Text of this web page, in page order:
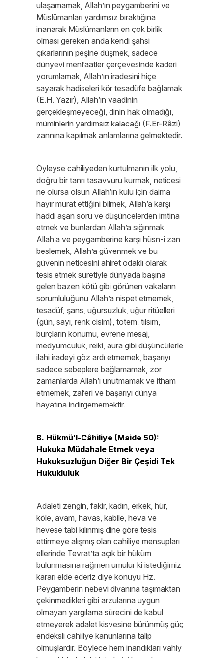
ulaşamamak, Allah’ın peygamberini ve
Müslümanları yardımsız bıraktığına
inanarak Müslümanların en çok birlik
olması gereken anda kendi şahsi
çıkarlarının peşine düşmek, sadece
dünyevi menfaatler çerçevesinde kaderi
yorumlamak, Allah’ın iradesini hiçe
sayarak hadiseleri kör tesadüfe bağlamak
(E.H. Yazır), Allah’ın vaadinin
gerçekleşmeyeceği, dinin hak olmadığı,
müminlerin yardımsız kalacağı (F.Er-Râzi)
zannına kapılmak anlamlarına gelmektedir.
Öyleyse cahiliyeden kurtulmanın ilk yolu,
doğru bir tanrı tasavvuru kurmak, neticesi
ne olursa olsun Allah’ın kulu için daima
hayır murat ettiğini bilmek, Allah’a karşı
haddi aşan soru ve düşüncelerden imtina
etmek ve bunlardan Allah’a sığınmak,
Allah’a ve peygamberine karşı hüsn-i zan
beslemek, Allah’a güvenmek ve bu
güvenin neticesini ahiret odaklı olarak
tesis etmek suretiyle dünyada başına
gelen bazen kötü gibi görünen vakaların
sorumluluğunu Allah’a nispet etmemek,
tesadüf, şans, uğursuzluk, uğur ritüelleri
(gün, sayı, renk cisim), totem, tılsım,
burçların konumu, evrene mesaj,
medyumculuk, reiki, aura gibi düşüncülerle
ilahi iradeyi göz ardı etmemek, başarıyı
sadece sebeplere bağlamamak, zor
zamanlarda Allah’ı unutmamak ve itham
etmemek, zaferi ve başarıyı dünya
hayatına indirgememektir.
B. Hükmü’l-Câhiliye (Maide 50):
Hukuka Müdahale Etmek veya
Hukuksuzluğun Diğer Bir Çeşidi Tek
Hukukluluk
Adaleti zengin, fakir, kadın, erkek, hür,
köle, avam, havas, kabile, heva ve
hevese tabi kılınmış dine göre tesis
ettirmeye alışmış olan cahiliye mensupları
ellerinde Tevrat’ta açık bir hüküm
bulunmasına rağmen umulur ki istediğimiz
kararı elde ederiz diye konuyu Hz.
Peygamberin nebevi divanına taşımaktan
çekinmedikleri gibi arzularına uygun
olmayan yargılama sürecini de kabul
etmeyerek adalet kisvesine bürünmüş güç
endeksli cahiliye kanunlarına talip
olmuşlardır. Böylece hem inandıkları vahiy